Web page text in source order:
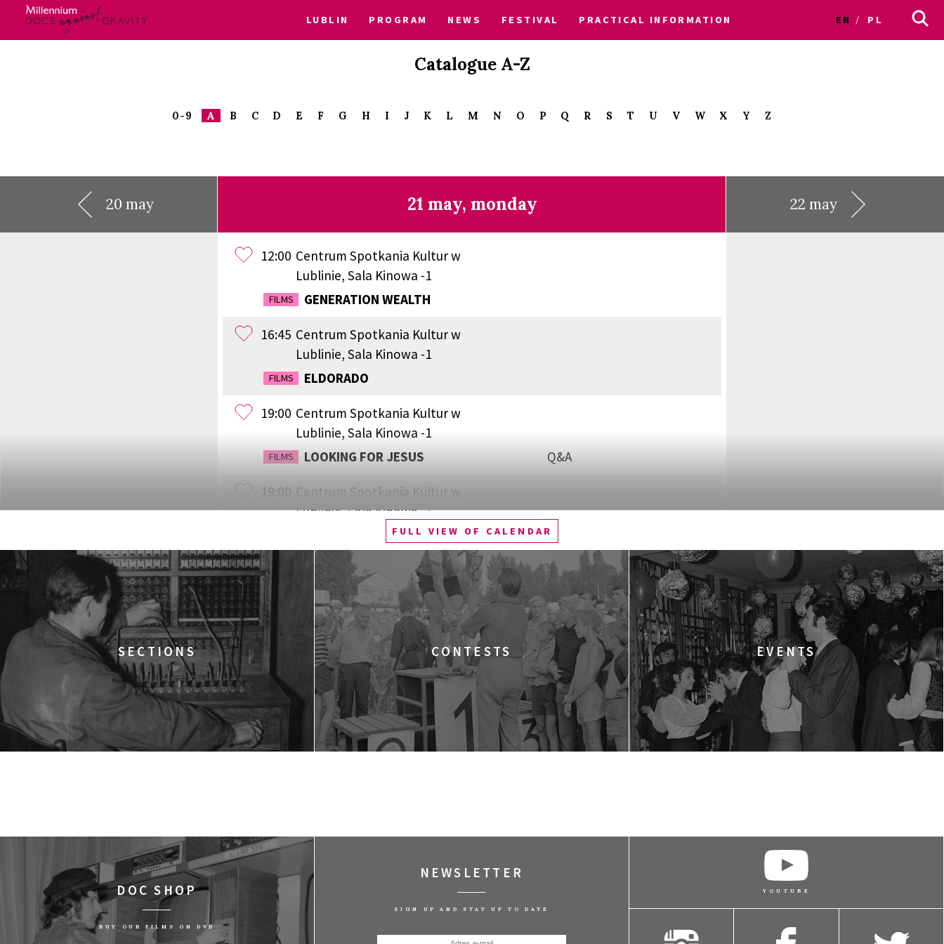
LUBLIN PROGRAM NEWS FESTIVAL PRACTICAL INFORMATION EN PL
Catalogue A-Z
0-9 A B C D E F G H I J K L M N O P Q R S T U V W X Y Z
20 may 21 may, monday 22 may
12:00 Centrum Spotkania Kultur w
Lublinie, Sala Kinowa -1
FILMS GENERATION WEALTH
16:45 Centrum Spotkania Kultur w
Lublinie, Sala Kinowa -1
FILMS ELDORADO
19:00 Centrum Spotkania Kultur w
Lublinie, Sala Kinowa -1
FILMS LOOKING FOR JESUS Q&A
19:00 Centrum Spotkania Kultur w
Lublinie, Sala Kinowa -1
DEBATA O POTRZEBIE WIARY I BYCIA
INDYWIDUALNOŚCIĄ PO FILMIE KATARZYNY KOZYRY
„SZUKAJĄC JEZUSA”
FULL VIEW OF CALENDAR
SECTIONS CONTESTS EVENTS
DOC SHOP
BUY OUR FILMS ON DVD
NEWSLETTER
SIGN UP AND STAY UP TO DATE
YOUTUBE